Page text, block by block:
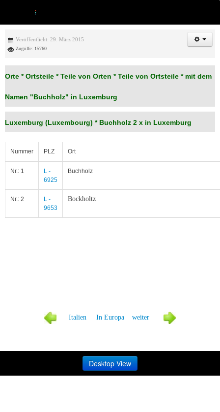
Veröffentlicht: 29. März 2015
Zugriffe: 15760
Orte * Ortsteile * Teile von Orten * Teile von Ortsteile * mit dem
Namen "Buchholz" in Luxemburg
Luxemburg (Luxembourg) * Buchholz 2 x in Luxemburg
Nummer PLZ Ort
Nr.: 1
L -
6925
Buchholz
Nr.: 2
L -
9653
Bockholtz
Italien In Europa weiter
Desktop View